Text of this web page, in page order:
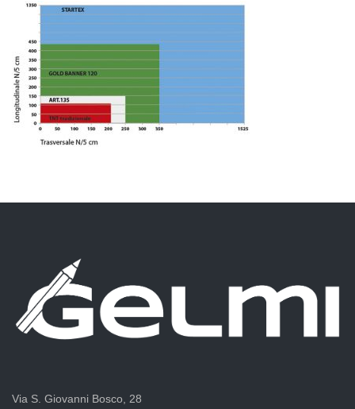
Via S. Giovanni Bosco, 28